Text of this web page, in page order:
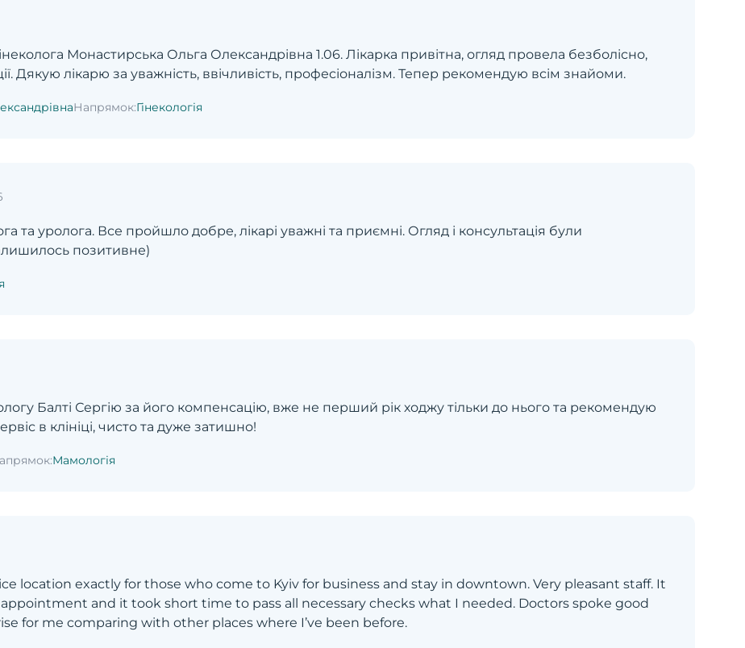
Монастирська Ольга Олександрівна 1.06. Лікарка привітна, огляд провела безболісно,
Дякую лікарю за уважність, ввічливість, професіоналізм. Тепер рекомендую всім знайоми.
Напрямок:Гінекологія
та уролога. Все пройшло добре, лікарі уважні та приємні. Огляд і консультація були
позитивне)
Балті Сергію за його компенсацію, вже не перший рік ходжу тільки до нього та рекомендую
в клініці, чисто та дуже затишно!
Мамологія
location exactly for those who come to Kyiv for business and stay in downtown. Very pleasant staff. It
and it took short time to pass all necessary checks what I needed. Doctors spoke good
for me comparing with other places where I’ve been before.